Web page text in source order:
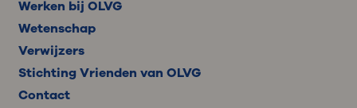
Werken bij OLVG
Wetenschap
Verwijzers
Stichting Vrienden van OLVG
Contact